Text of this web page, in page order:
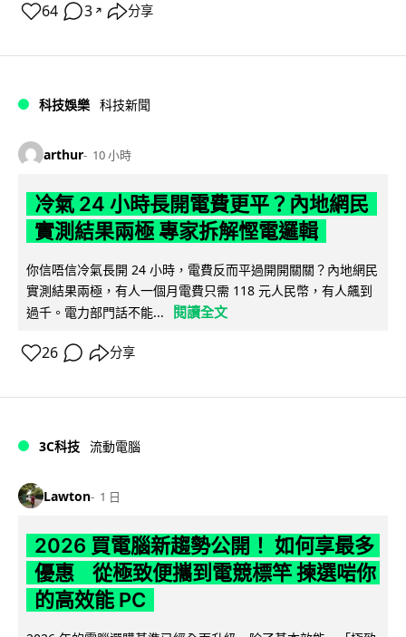
64 3 ↗ 分享
科技娛樂 科技新聞
arthur 10 小時
冷氣 24 小時長開電費更平？內地網民
實測結果兩極 專家拆解慳電邏輯
你信唔信冷氣長開 24 小時，電費反而平過開開關關？內地網民
實測結果兩極，有人一個月電費只需 118 元人民幣，有人飆到
過千。電力部門話不能...
閱讀全文
26 分享
3C科技 流動電腦
Lawton 1 日
2026 買電腦新趨勢公開！ 如何享最多
優惠 從極致便攜到電競標竿 揀選啱你
的高效能 PC